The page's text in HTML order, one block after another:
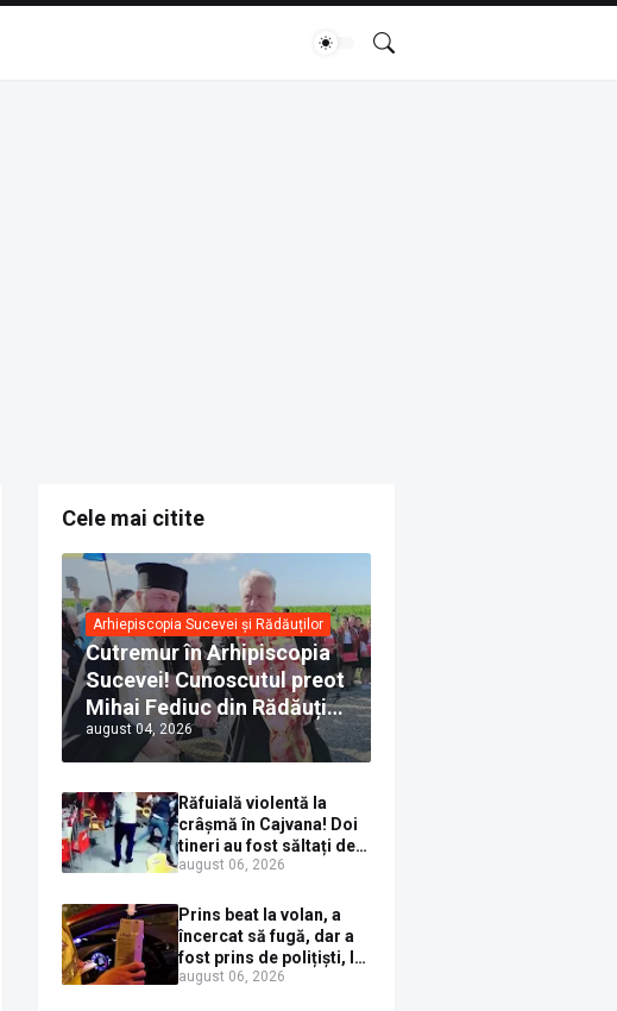
Cele mai citite
Arhiepiscopia Sucevei și Rădăuților
Cutremur în Arhipiscopia
Sucevei! Cunoscutul preot
Mihai Fediuc din Rădăuți a
trecut la Biserica Creștină
Ortodoxă Valahă. ÎPS
Calinic anunță că îi
pregătește judecata
canonică
august 04, 2026
Răfuială violentă la
crâșmă în Cajvana! Doi
tineri au fost săltați de
polițiști după un scandal
distruse
august 06, 2026
Prins beat la volan, a
încercat să fugă, dar a
fost prins de polițiști, la
Dorna Candrenilor.
august 06, 2026